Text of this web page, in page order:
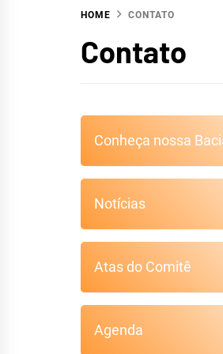
HOME CONTATO
Contato
Conheça nossa
Notícias
Atas do Comitê
Agenda